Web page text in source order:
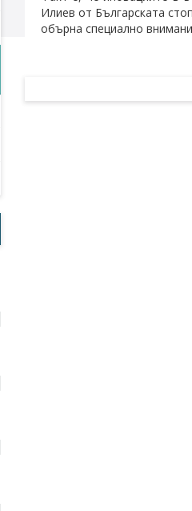
Илиев от Българската
обърна специално